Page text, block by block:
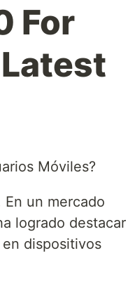
For
Móviles?
En un mercado
logrado destacar
dispositivos